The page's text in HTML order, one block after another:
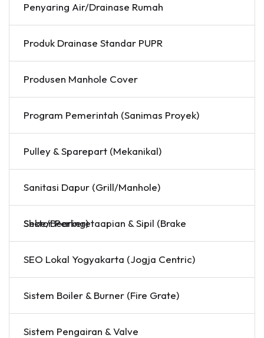
Penyaring Air/Drainase Rumah
Produk Drainase Standar PUPR
Produsen Manhole Cover
Program Pemerintah (Sanimas Proyek)
Pulley & Sparepart (Mekanikal)
Sanitasi Dapur (Grill/Manhole)
Sektor Perkeretaapian & Sipil (Brake Shoe/Bearing)
SEO Lokal Yogyakarta (Jogja Centric)
Sistem Boiler & Burner (Fire Grate)
Sistem Pengairan & Valve